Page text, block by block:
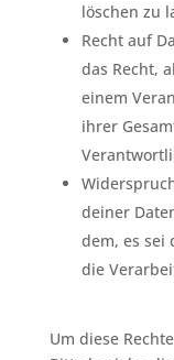
löschen zu
Recht auf
das Recht,
einem
ihrer
deiner
dem, es sei
die
Um diese